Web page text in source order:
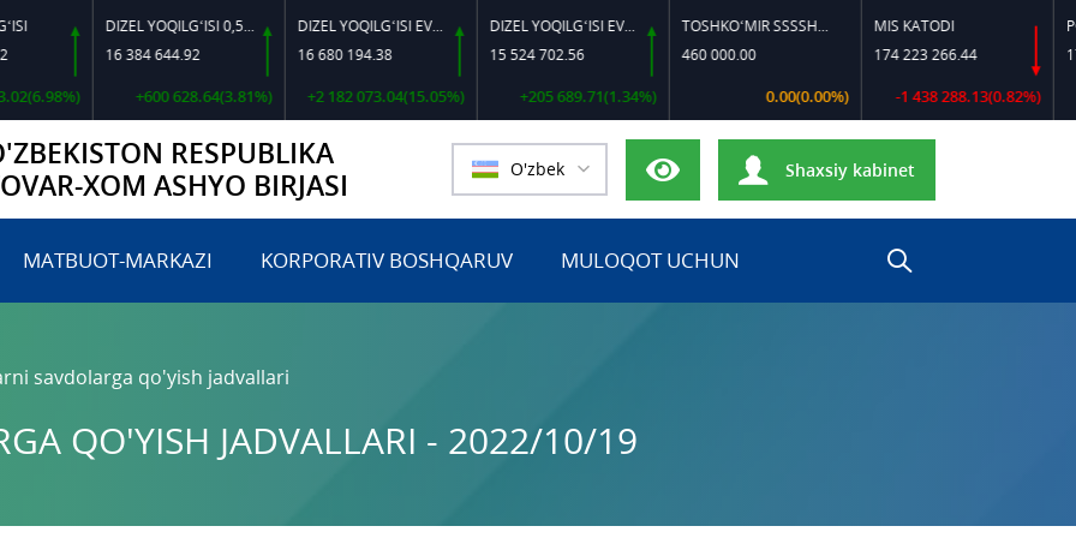
DIZEL YOQILG‘ISI 0,5-40
16 384 644.92
+600 628.64(3.81%)
DIZEL YOQILG‘ISI EVRO L-K-4
16 680 194.38
+2 182 073.04(15.05%)
DIZEL YOQILG‘ISI EVRO-L II K-4 SSDF
15 524 702.56
+205 689.71(1.34%)
TOSHKO‘MIR SSSSH-13
460 000.00
0.00(0.00%)
MIS KATODI
174 223 266.44
-1 438 288.13(0.82%)
17
RESPUBLIKA
XOM ASHYO BIRJASI
O'zbek Shaxsiy kabinet
MATBUOT-MARKAZI KORPORATIV BOSHQARUV MULOQOT UCHUN
savdolarga qo'yish jadvallari
QO'YISH JADVALLARI - 2022/10/19